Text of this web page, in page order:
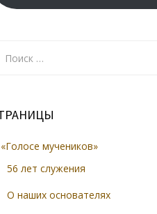
мучеников»
56 лет служения
О наших основателях